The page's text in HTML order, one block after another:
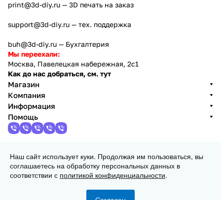
print@3d-diy.ru — 3D печать на заказ
support@3d-diy.ru — тех. поддержка
buh@3d-diy.ru — Бухгалтерия
Мы переехали:
Москва, Павелецкая набережная, 2с1
Как до нас добраться, см. тут
Магазин
Компания
Информация
Помощь
2013 - 2026 © 3DiY (Тридиай) - интернет-магазин
комплектующих для 3D принтеров, ЧПУ станков и
робототехники
Наш сайт использует куки. Продолжая им пользоваться, вы
соглашаетесь на обработку персональных данных в
соответствии с политикой конфиденциальности.